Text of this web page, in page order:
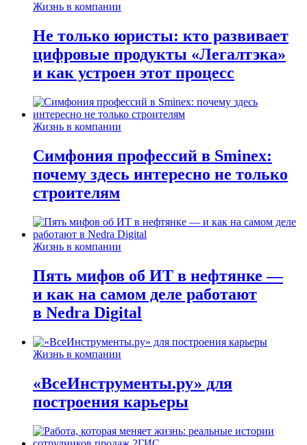
Жизнь в компании
Не только юристы: кто развивает
цифровые продукты «Легалтэка»
и как устроен этот процесс
Жизнь в компании
Симфония профессий в Sminex:
почему здесь интересно не только
строителям
Жизнь в компании
Пять мифов об ИТ в нефтянке —
и как на самом деле работают
в Nedra Digital
Жизнь в компании
«ВсеИнструменты.ру» для
построения карьеры